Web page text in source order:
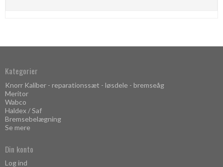
Kategorier
Knorr Kaliber - reparationssæt - løsdele - bremseåg
Meritor
Wabco
Haldex / Saf
Bremsebelægning
Se mere
Din konto
Log ind